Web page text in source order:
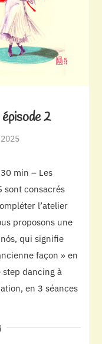
2
min – Les
sont consacrés
l’atelier
proposons une
qui signifie
façon » en
dancing à
en 3 séances